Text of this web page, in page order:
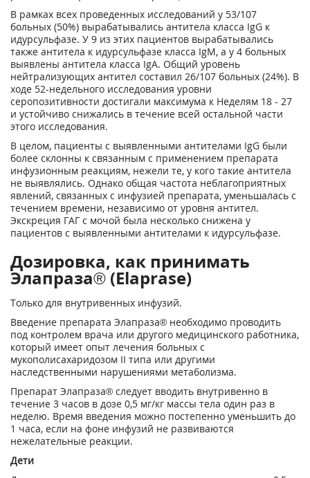
В рамках всех проведенных исследований у 53/107
больных (50%) вырабатывались антитела класса IgG к
идурсульфазе. У 9 из этих пациентов вырабатывались
также антитела к идурсульфазе класса IgM, а у 4 больных
выявлены антитела класса IgA. Общий уровень
нейтрализующих антител составил 26/107 больных (24%). В
ходе 52-недельного исследования уровни
серопозитивности достигали максимума к Неделям 18 - 27
и устойчиво снижались в течение всей остальной части
этого исследования.
В целом, пациенты с выявленными антителами IgG были
более склонны к связанным с применением препарата
инфузионным реакциям, нежели те, у кого такие антитела
не выявлялись. Однако общая частота неблагоприятных
явлений, связанных с инфузией препарата, уменьшалась с
течением времени, независимо от уровня антител.
Экскреция ГАГ с мочой была несколько снижена у
пациентов с выявленными антителами к идурсульфазе.
Дозировка, как принимать
Элапраза® (Elaprase)
Только для внутривенных инфузий.
Введение препарата Элапраза® необходимо проводить
под контролем врача или другого медицинского работника,
который имеет опыт лечения больных с
мукополисахаридозом II типа или другими
наследственными нарушениями метаболизма.
Препарат Элапраза® следует вводить внутривенно в
течение 3 часов в дозе 0,5 мг/кг массы тела один раз в
неделю. Время введения можно постепенно уменьшить до
1 часа, если на фоне инфузий не развиваются
нежелательные реакции.
Дети